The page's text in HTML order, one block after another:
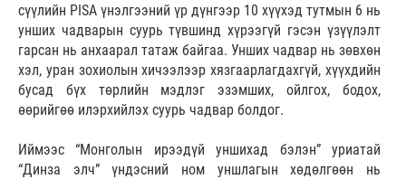
сүүлийн PISA үнэлгээний үр дүнгээр 10 хүүхэд тутмын 6 нь
унших чадварын суурь түвшинд хүрээгүй гэсэн үзүүлэлт
гарсан нь анхаарал татаж байгаа. Унших чадвар нь зөвхөн
хэл, уран зохиолын хичээлээр хязгаарлагдахгүй, хүүхдийн
бусад бүх төрлийн мэдлэг эзэмших, ойлгох, бодох,
өөрийгөө илэрхийлэх суурь чадвар болдог.
Иймээс “Монголын ирээдүй уншихад бэлэн” уриатай
“Динза элч” үндэсний ном уншлагын хөдөлгөөн нь